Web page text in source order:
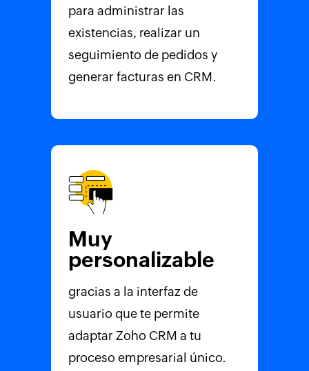
para administrar las
existencias, realizar un
seguimiento de pedidos y
generar facturas en CRM.
Muy
personalizable
gracias a la interfaz de
usuario que te permite
adaptar Zoho CRM a tu
proceso empresarial único.